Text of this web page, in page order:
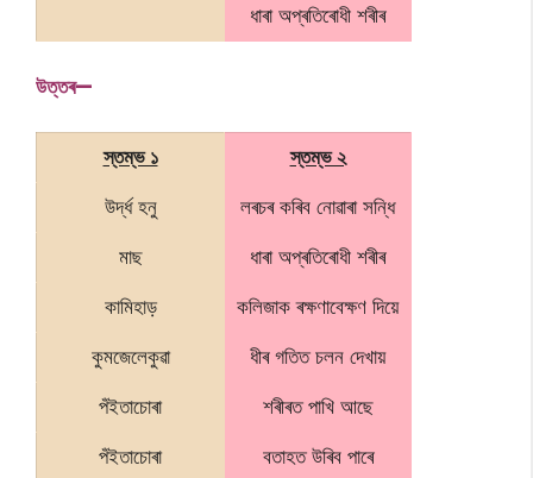
ধাৰা অপ্ৰতিৰোধী শৰীৰ
উত্তৰ—
স্তম্ভ ১
স্তম্ভ ২
উৰ্দ্ধ হনু
লৰচৰ কৰিব নোৱাৰা সন্ধি
মাছ
ধাৰা অপ্ৰতিৰোধী শৰীৰ
কামিহাড়
কলিজাক ৰক্ষণাবেক্ষণ দিয়ে
কুমজেলেকুৱা
ধীৰ গতিত চলন দেখায়
পঁইতাচোৰা
শৰীৰত পাখি আছে
পঁইতাচোৰা
বতাহত উৰিব পাৰে